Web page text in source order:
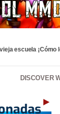
escuela ¡Cómo
DISCOVER